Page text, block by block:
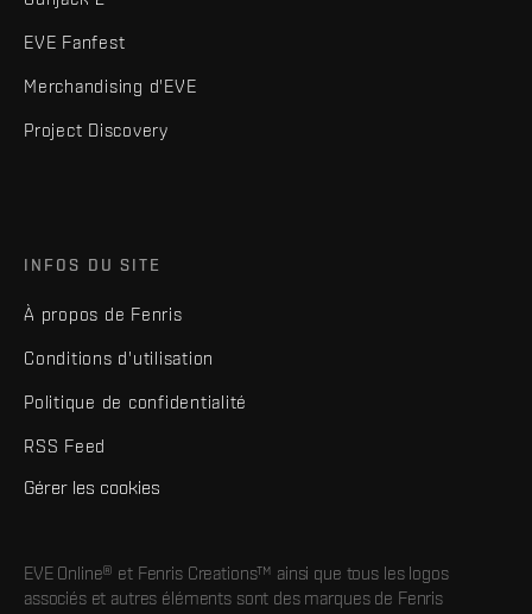
EVE Fanfest
Merchandising d'EVE
Project Discovery
INFOS DU SITE
À propos de Fenris
Conditions d'utilisation
Politique de confidentialité
RSS Feed
Gérer les cookies
EVE Online® et Fenris Creations™ ainsi que tous les logos
associés et autres éléments sont des marques de Fenris